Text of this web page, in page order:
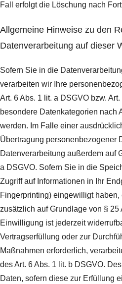
Fall erfolgt die Löschung nach
Allgemeine Hinweise zu den
Datenverarbeitung auf dieser
Sofern Sie in die
verarbeiten wir Ihre
Art. 6 Abs. 1 lit. a DSGVO bzw.
besondere Datenkategorien nach
werden. Im Falle einer
Übertragung personenbezogener
Datenverarbeitung außerdem auf
a DSGVO. Sofern Sie in die
Zugriff auf Informationen in Ihr
Fingerprinting) eingewilligt
zusätzlich auf Grundlage von § 25
Einwilligung ist jederzeit
Vertragserfüllung oder zur
Maßnahmen erforderlich,
des Art. 6 Abs. 1 lit. b DSGVO.
Daten, sofern diese zur Erfüllung